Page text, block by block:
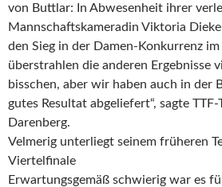
von Buttlar: In Abwesenheit ihrer
Mannschaftskameradin Viktoria
den Sieg in der Damen-Konkurrenz im
überstrahlen die anderen Ergebnisse
bisschen, aber wir haben auch in der
gutes Resultat abgeliefert“, sagte
Darenberg.
Velmerig unterliegt seinem früheren
Viertelfinale
Erwartungsgemäß schwierig war es